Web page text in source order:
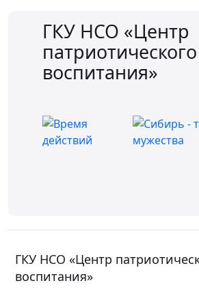
ГКУ НСО «Центр
патриотического
воспитания»
ГКУ НСО «Центр
воспитания»